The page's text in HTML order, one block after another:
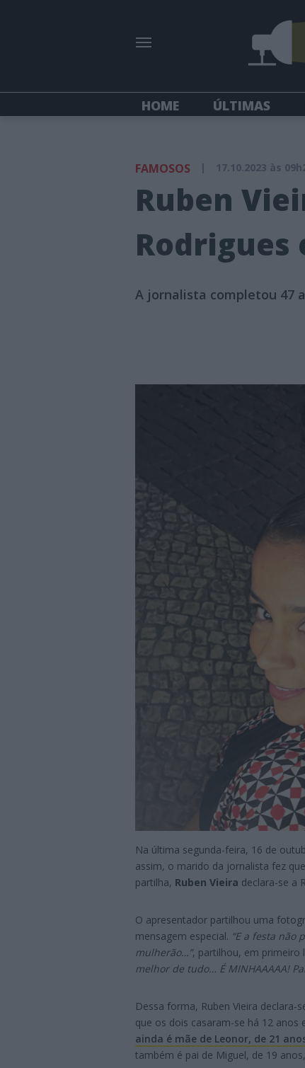
HOME ÚLTIMAS
FAMOSOS | 17.10.2023 às
Ruben
A jornalista completou 47
Na última segunda-feira, 16 de
assim, o marido da jornalista fez
partilha, Ruben Vieira declara-se a
O apresentador partilhou uma
mensagem especial. “E a festa não
mulherão…”, partilhou, em primeiro
melhor de tudo… É MINHAAAAA!
Dessa forma, Ruben Vieira declara-
que os dois casaram-se há 12 anos
ainda é mãe de Leonor, de 21
também é pai de Miguel, de 19